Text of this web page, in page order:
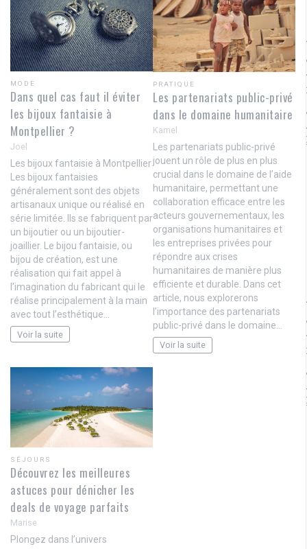
MODE
Dans quel cas faut il éviter
les bijoux fantaisie à
Montpellier ?
Joel
Les bijoux fantaisie à Montpellier
Les bijoux fantaisies
généralement sont des objets
artisanaux unique ou réalisé en
série limitée. Ils se fabriquent par
un bijoutier ou un bijoutier-
joaillier. Le bijou fantaisie, ou
bijou de création, est une
réalisation qui fait appel à
l’imagination du fabricant qui le
réalise principalement à la main
avec tout l’esthétique…
Voir la suite
PRATIQUE
Les partenariats public-privé
dans le domaine humanitaire
Kamel
Les partenariats public-privé
jouent un rôle de plus en plus
crucial dans le domaine de l’aide
humanitaire, permettant une
collaboration efficace entre les
acteurs gouvernementaux, les
organisations humanitaires et
les entreprises privées pour
répondre aux crises
humanitaires de manière plus
efficiente et durable. Dans cet
article, nous explorerons
l’importance des partenariats
public-privé dans le domaine…
Voir la suite
SÉJOURS
Découvrez les meilleures
astuces pour dénicher les
deals de voyage parfaits
Marise
Plongez dans l’univers